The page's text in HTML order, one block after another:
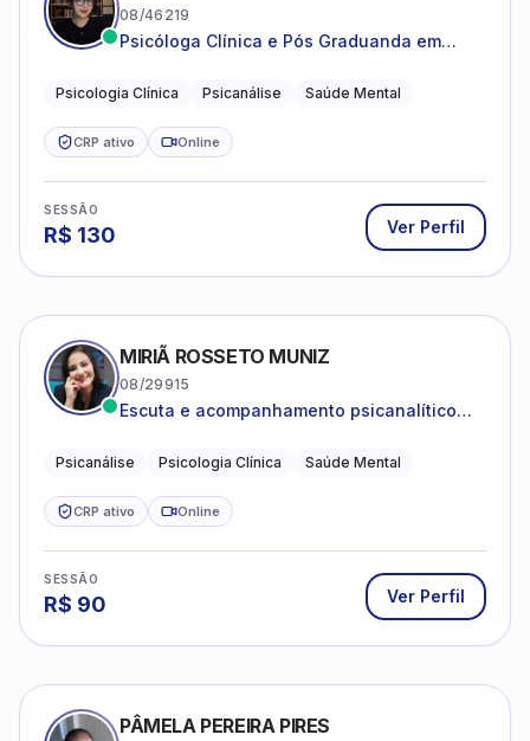
08/46219
Psicóloga Clínica e Pós Graduanda em
Psicologia Clínica Psicanálise Saúde Mental
CRP ativo Online
SESSÃO
R$ 130 Ver Perfil
MIRIÃ ROSSETO MUNIZ
08/29915
Escuta e acompanhamento psicanalítico
Psicanálise Psicologia Clínica Saúde Mental
CRP ativo Online
SESSÃO
R$ 90 Ver Perfil
PÂMELA PEREIRA PIRES